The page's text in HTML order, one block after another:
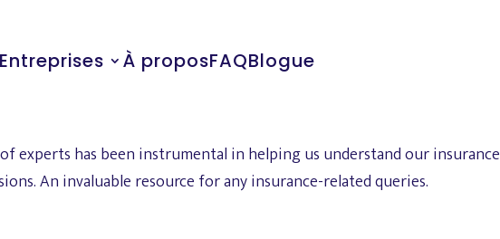
Entreprises À proposFAQBlogue
experts has been instrumental in helping us understand our insurance
An invaluable resource for any insurance-related queries.